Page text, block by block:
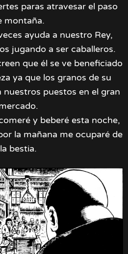
paras atravesar el paso
montaña.
ayuda a nuestro Rey,
jugando a ser caballeros.
que él se ve beneficiado
ya que los granos de su
puestos en el gran
y beberé esta noche,
la mañana me ocuparé de
la bestia.